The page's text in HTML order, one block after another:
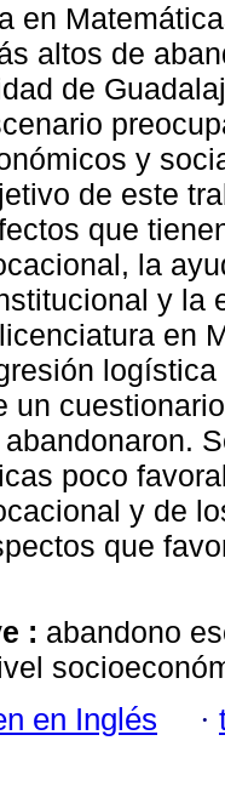
en
altos de
de
y
de este
que
la
y la
en
un
poco
y de
que
: abandono
en Inglés ·